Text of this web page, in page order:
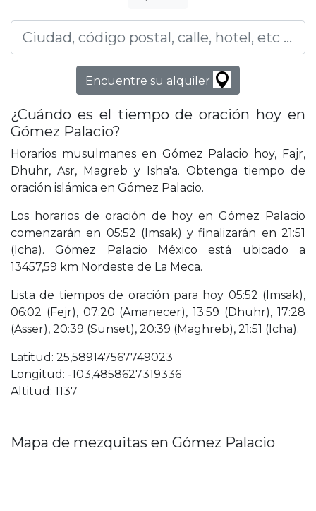
Encuentre su alquiler
¿Cuándo es el tiempo de oración hoy en
Gómez Palacio?
Horarios musulmanes en Gómez Palacio hoy, Fajr,
Dhuhr, Asr, Magreb y Isha'a. Obtenga tiempo de
oración islámica en Gómez Palacio.
Los horarios de oración de hoy en Gómez Palacio
comenzarán en 05:52 (Imsak) y finalizarán en 21:51
(Icha). Gómez Palacio México está ubicado a
13457,59 km Nordeste de La Meca.
Lista de tiempos de oración para hoy 05:52 (Imsak),
06:02 (Fejr), 07:20 (Amanecer), 13:59 (Dhuhr), 17:28
(Asser), 20:39 (Sunset), 20:39 (Maghreb), 21:51 (Icha).
Latitud: 25,589147567749023
Longitud: -103,4858627319336
Altitud: 1137
Mapa de mezquitas en Gómez Palacio